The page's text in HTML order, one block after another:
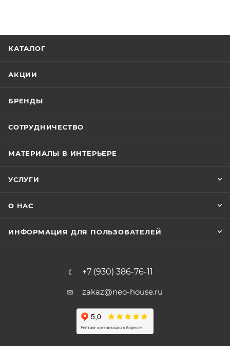
КАТАЛОГ
АКЦИИ
БРЕНДЫ
СОТРУДНИЧЕСТВО
МАТЕРИАЛЫ В ИНТЕРЬЕРЕ
УСЛУГИ
О НАС
ИНФОРМАЦИЯ ДЛЯ ПОЛЬЗОВАТЕЛЕЙ
+7 (930) 386-76-11
zakaz@neo-house.ru